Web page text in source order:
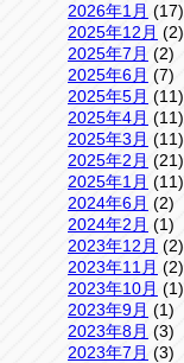
2026年1月 (17)
2025年12月 (2)
2025年7月 (2)
2025年6月 (7)
2025年5月 (11)
2025年4月 (11)
2025年3月 (11)
2025年2月 (21)
2025年1月 (11)
2024年6月 (2)
2024年2月 (1)
2023年12月 (2)
2023年11月 (2)
2023年10月 (1)
2023年9月 (1)
2023年8月 (3)
2023年7月 (3)